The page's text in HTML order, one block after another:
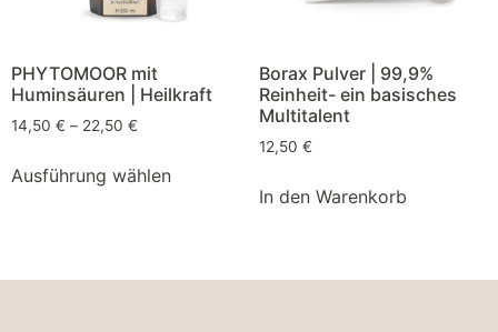
PHYTOMOOR mit
Huminsäuren | Heilkraft
14,50 € – 22,50 €
Ausführung wählen
Borax Pulver | 99,9%
Reinheit- ein basisches
Multitalent
12,50 €
In den Warenkorb